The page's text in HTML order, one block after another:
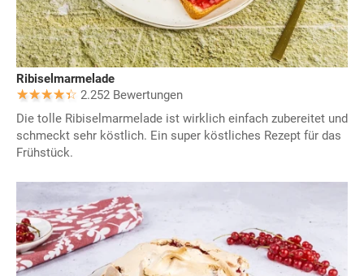
Ribiselmarmelade
2.252 Bewertungen
Die tolle Ribiselmarmelade ist wirklich einfach zubereitet und
schmeckt sehr köstlich. Ein super köstliches Rezept für das
Frühstück.